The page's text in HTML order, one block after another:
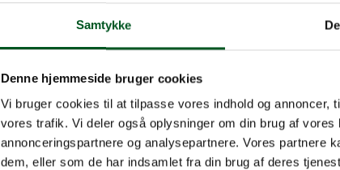
Samtykke
Denne hjemmeside bruger cookies
Vi bruger cookies til at tilpasse vores indhold og
vores trafik. Vi deler også oplysninger om din brug af
annonceringspartnere og analysepartnere. Vores partnere
dem, eller som de har indsamlet fra din brug af deres
Hør om
torsdag 29.
Regeringens udspil til